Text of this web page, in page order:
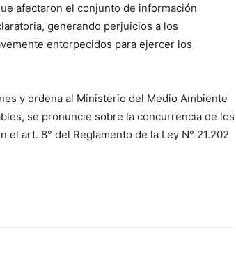
afectaron el conjunto de información
generando perjuicios a los
entorpecidos para ejercer los
y ordena al Ministerio del Medio Ambiente
se pronuncie sobre la concurrencia de los
art. 8° del Reglamento de la Ley N° 21.202